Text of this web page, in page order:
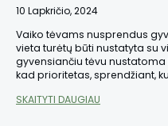
10 Lapkričio, 2024
Vaiko tėvams nusprendus
vieta turėtų būti nustatyta su
gyvensiančiu tėvu
kad prioritetas, sprendžiant,
SKAITYTI DAUGIAU